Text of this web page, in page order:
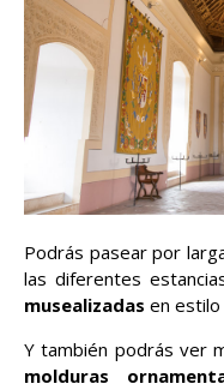
Podrás pasear por
las diferentes
musealizadas en estilo
Y también podrás ver
molduras